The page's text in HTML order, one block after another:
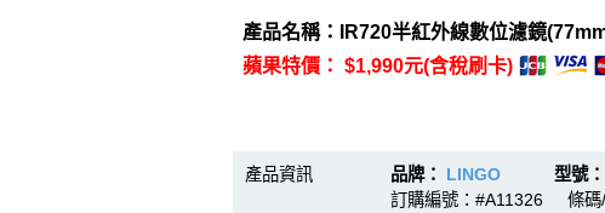
產品名稱：IR720半紅外線數位濾鏡
蘋果特價： $1,990元(含稅刷卡)
產品資訊 品牌： LINGO 型號：
訂購編號：#A11326 條碼